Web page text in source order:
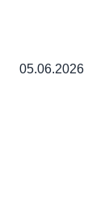
05.06.2026